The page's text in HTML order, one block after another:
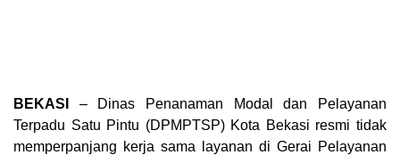
BEKASI
– Dinas Penanaman Modal dan Pelayanan
Terpadu Satu Pintu (DPMPTSP) Kota Bekasi resmi tidak
memperpanjang kerja sama layanan di Gerai Pelayanan